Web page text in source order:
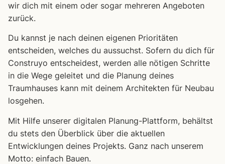
wir dich mit einem oder sogar mehreren Angeboten
zurück.
Du kannst je nach deinen eigenen Prioritäten
entscheiden, welches du aussuchst. Sofern du dich für
Construyo entscheidest, werden alle nötigen Schritte
in die Wege geleitet und die Planung deines
Traumhauses kann mit deinem Architekten für Neubau
losgehen.
Mit Hilfe unserer digitalen Planung-Plattform, behältst
du stets den Überblick über die aktuellen
Entwicklungen deines Projekts. Ganz nach unserem
Motto: einfach Bauen.